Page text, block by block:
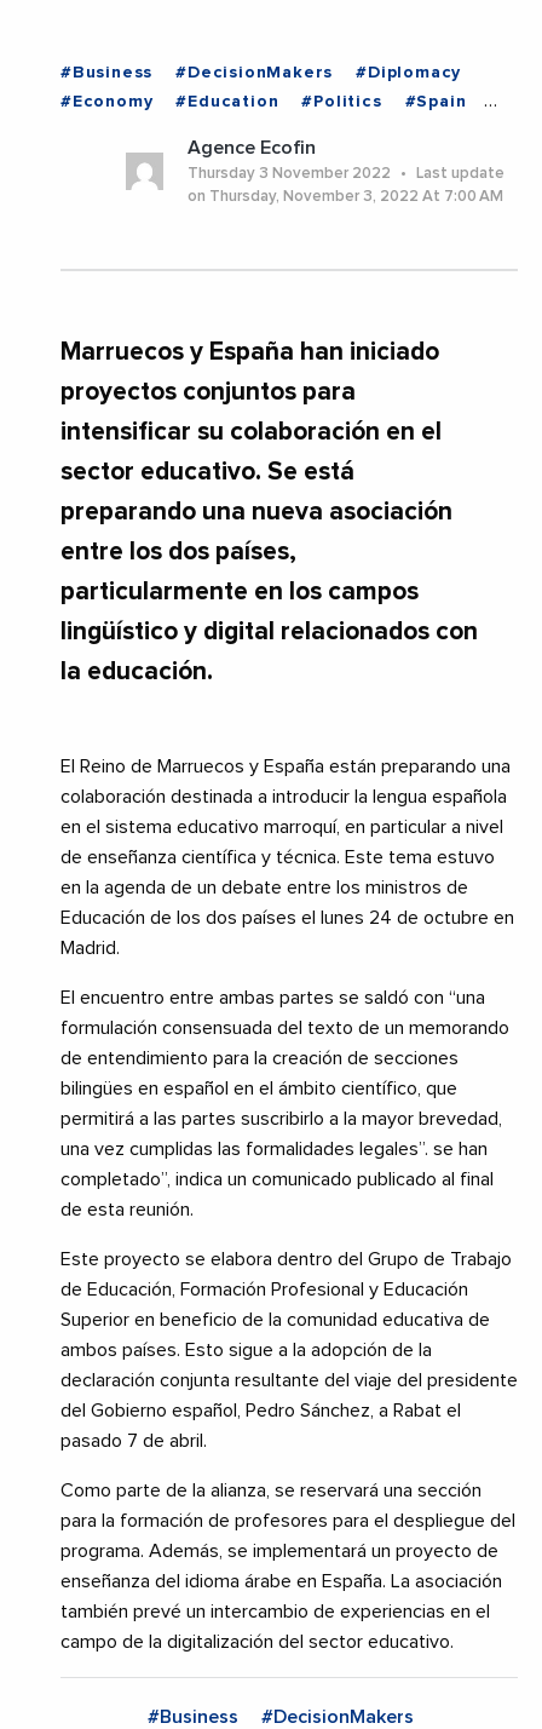
#Business #DecisionMakers
#Diplomacy
#Economy
#Education #Politics
#Spain
Agence Ecofin
Thursday 3 November 2022
Last update
on Thursday, November 3, 2022 At 7:00 AM
Marruecos y España han iniciado
proyectos conjuntos para
intensificar su colaboración en el
sector educativo. Se está
preparando una nueva asociación
entre los dos países,
particularmente en los campos
lingüístico y digital relacionados con
la educación.
El Reino de Marruecos y España están preparando una
colaboración destinada a introducir la lengua española
en el sistema educativo marroquí, en particular a nivel
de enseñanza científica y técnica. Este tema estuvo
en la agenda de un debate entre los ministros de
Educación de los dos países el lunes 24 de octubre en
Madrid.
El encuentro entre ambas partes se saldó con “una
formulación consensuada del texto de un memorando
de entendimiento para la creación de secciones
bilingües en español en el ámbito científico, que
permitirá a las partes suscribirlo a la mayor brevedad,
una vez cumplidas las formalidades legales”. se han
completado”, indica un comunicado publicado al final
de esta reunión.
Este proyecto se elabora dentro del Grupo de Trabajo
de Educación, Formación Profesional y Educación
Superior en beneficio de la comunidad educativa de
ambos países. Esto sigue a la adopción de la
declaración conjunta resultante del viaje del presidente
del Gobierno español, Pedro Sánchez, a Rabat el
pasado 7 de abril.
Como parte de la alianza, se reservará una sección
para la formación de profesores para el despliegue del
programa. Además, se implementará un proyecto de
enseñanza del idioma árabe en España. La asociación
también prevé un intercambio de experiencias en el
campo de la digitalización del sector educativo.
#Business #DecisionMakers